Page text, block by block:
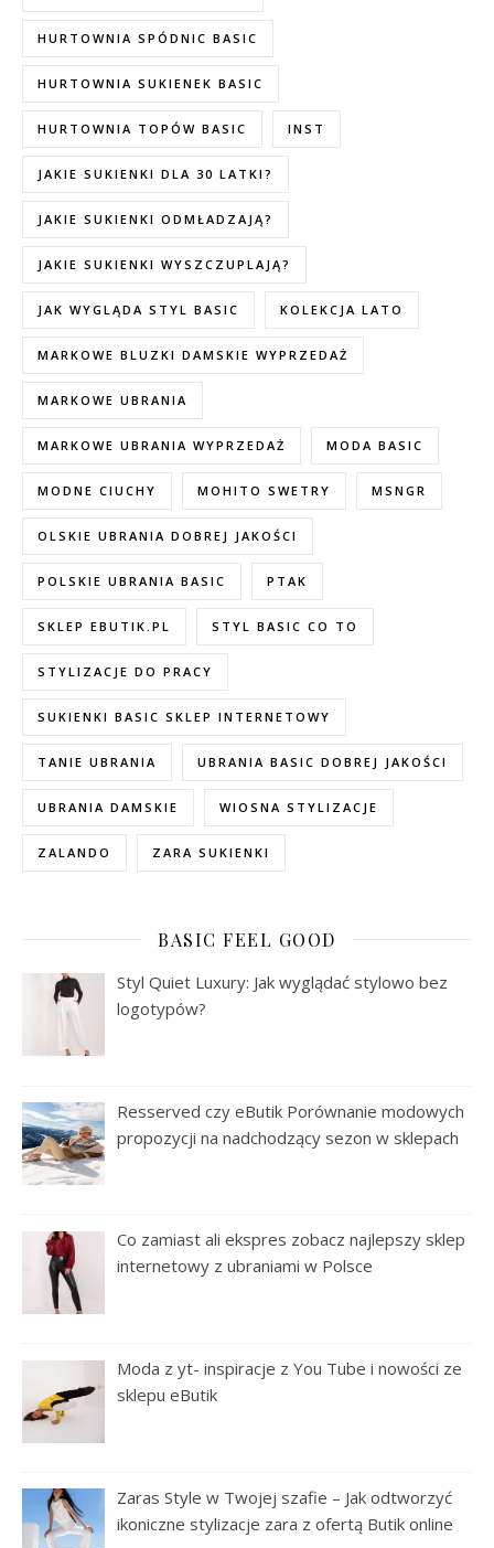
HURTOWNIA SPÓDNIC BASIC
HURTOWNIA SUKIENEK BASIC
HURTOWNIA TOPÓW BASIC INST
JAKIE SUKIENKI DLA 30 LATKI?
JAKIE SUKIENKI ODMŁADZAJĄ?
JAKIE SUKIENKI WYSZCZUPLAJĄ?
JAK WYGLĄDA STYL BASIC KOLEKCJA LATO
MARKOWE BLUZKI DAMSKIE WYPRZEDAŻ
MARKOWE UBRANIA
MARKOWE UBRANIA WYPRZEDAŻ MODA BASIC
MODNE CIUCHY MOHITO SWETRY MSNGR
OLSKIE UBRANIA DOBREJ JAKOŚCI
POLSKIE UBRANIA BASIC PTAK
SKLEP EBUTIK.PL STYL BASIC CO TO
STYLIZACJE DO PRACY
SUKIENKI BASIC SKLEP INTERNETOWY
TANIE UBRANIA UBRANIA BASIC DOBREJ JAKOŚCI
UBRANIA DAMSKIE WIOSNA STYLIZACJE
ZALANDO ZARA SUKIENKI
BASIC FEEL GOOD
Styl Quiet Luxury: Jak wyglądać stylowo bez
logotypów?
Resserved czy eButik Porównanie modowych
propozycji na nadchodzący sezon w sklepach
Co zamiast ali ekspres zobacz najlepszy sklep
internetowy z ubraniami w Polsce
Moda z yt- inspiracje z You Tube i nowości ze
sklepu eButik
Zaras Style w Twojej szafie – Jak odtworzyć
ikoniczne stylizacje zara z ofertą Butik online